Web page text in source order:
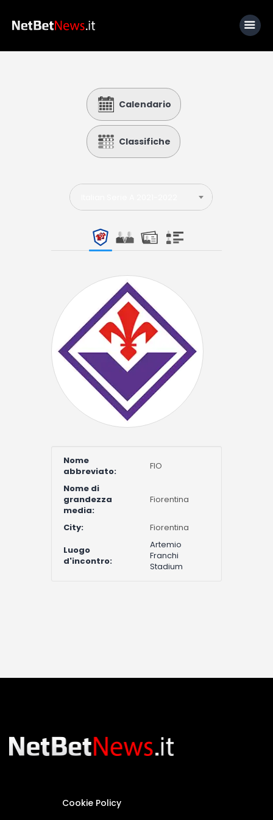
Calcio
Basket
Tennis
Lo Sapevi Che
Fantacalcio
I consigli di Giulia
Calendario
Classifiche
Nome
abbreviato:
FIO
Nome di
grandezza
media:
Fiorentina
City:
Fiorentina
Luogo
d'incontro:
Artemio
Franchi
Stadium
Cookie Policy